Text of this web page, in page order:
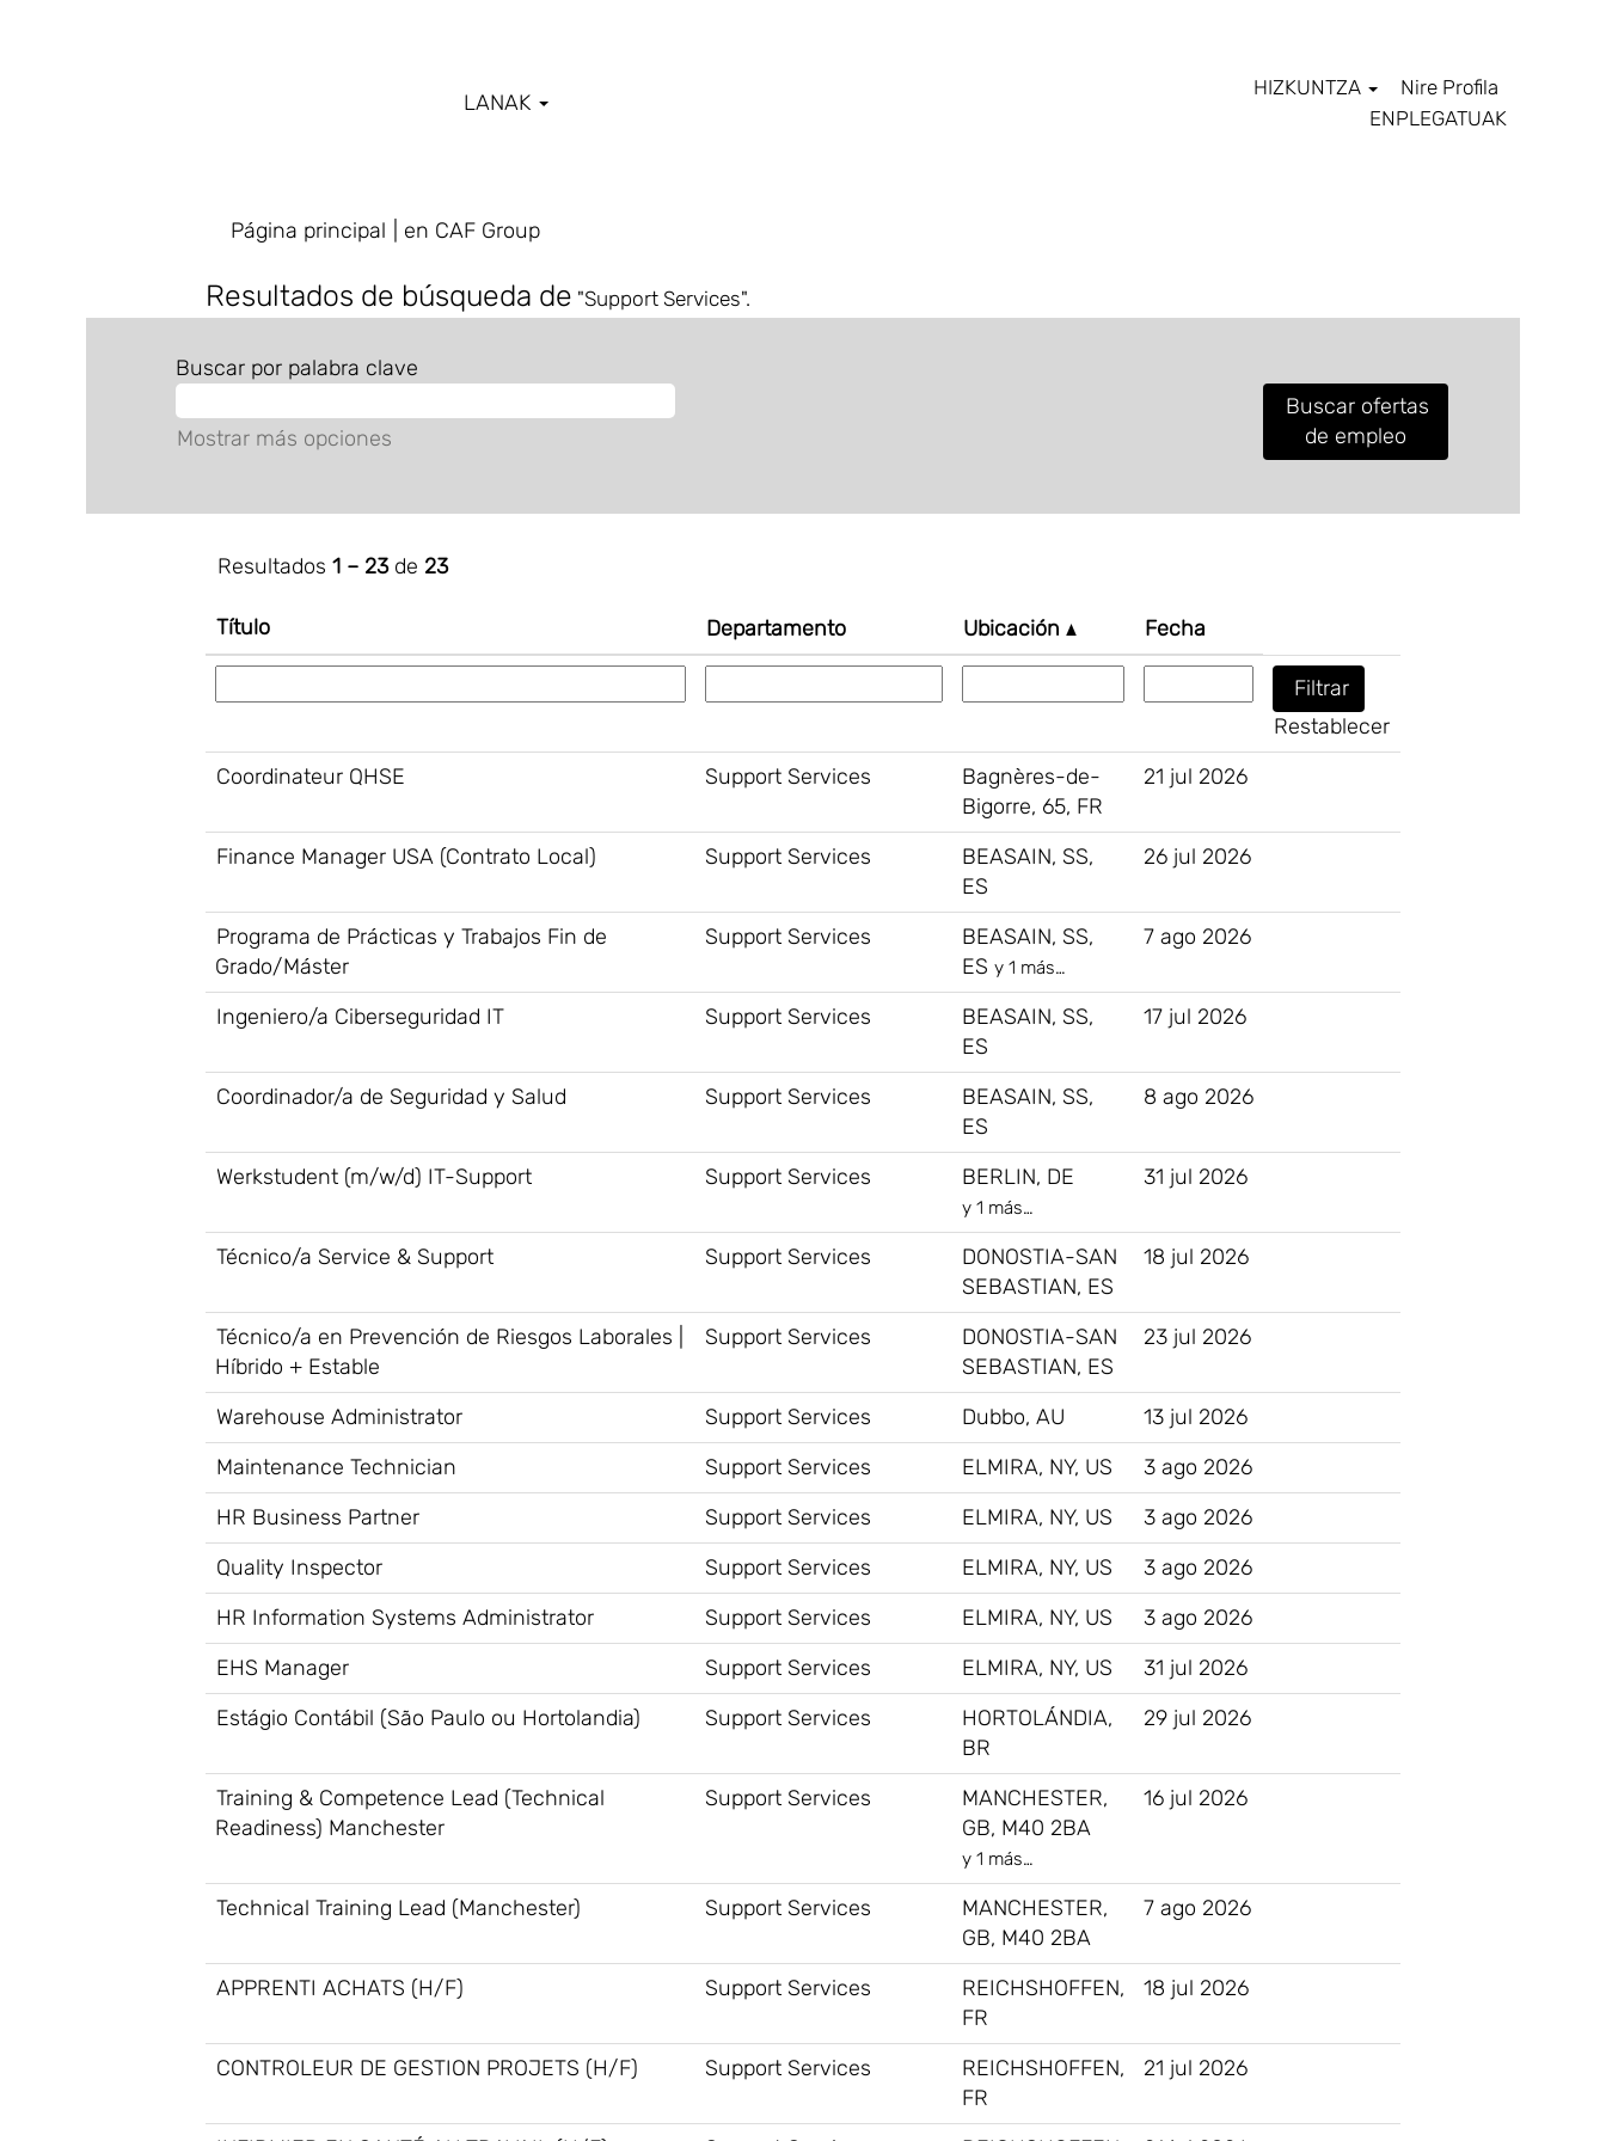
LANAK
HIZKUNTZA
Nire Profila
ENPLEGATUAK
Página principal en CAF Group(página
Resultados de búsqueda de "Support Services".
Buscar por palabra clave
Mostrar más opciones
Resultados 1 – 23de 23
Título Departamento Ubicación Fecha
Restablecer
Coordinateur QHSE
Support Services
Bagnères-de-
Bigorre, 65, FR
21 jul 2026
Finance Manager USA (Contrato Local) Support Services
BEASAIN, SS,
ES
26 jul 2026
Programa de Prácticas y Trabajos Fin de
Grado/Máster
Support Services
BEASAIN, SS,
ES y 1 más…
7 ago 2026
Ingeniero/a Ciberseguridad IT Support Services
BEASAIN, SS,
ES
17 jul 2026
Coordinador/a de Seguridad y Salud Support Services
BEASAIN, SS,
ES
8 ago 2026
Werkstudent (m/w/d) IT-Support Support Services BERLIN, DE
y 1 más…
31 jul 2026
Técnico/a Service & Support Support Services
DONOSTIA-SAN
SEBASTIAN, ES
18 jul 2026
Técnico/a en Prevención de Riesgos Laborales |
Híbrido + Estable
Support Services
DONOSTIA-SAN
SEBASTIAN, ES
23 jul 2026
Warehouse Administrator Support Services Dubbo, AU
13 jul 2026
Maintenance Technician
Support Services ELMIRA, NY, US
3 ago 2026
HR Business Partner
Support Services ELMIRA, NY, US
3 ago 2026
Quality Inspector
Support Services ELMIRA, NY, US
3 ago 2026
HR Information Systems Administrator
Support Services ELMIRA, NY, US
3 ago 2026
EHS Manager
Support Services ELMIRA, NY, US
31 jul 2026
Estágio Contábil (São Paulo ou Hortolandia)
Support Services
HORTOLÁNDIA,
BR
29 jul 2026
Training & Competence Lead (Technical
Readiness) Manchester
Support Services
MANCHESTER,
GB, M40 2BA
y 1 más…
16 jul 2026
Technical Training Lead (Manchester) Support Services
MANCHESTER,
GB, M40 2BA
7 ago 2026
APPRENTI ACHATS (H/F) Support Services
REICHSHOFFEN,
FR
18 jul 2026
CONTROLEUR DE GESTION PROJETS (H/F) Support Services
REICHSHOFFEN,
FR
21 jul 2026